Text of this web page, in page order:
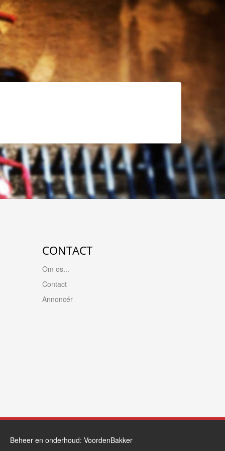
CONTACT
Om os...
Contact
Annoncér
Beheer en onderhoud: VoordenBakker